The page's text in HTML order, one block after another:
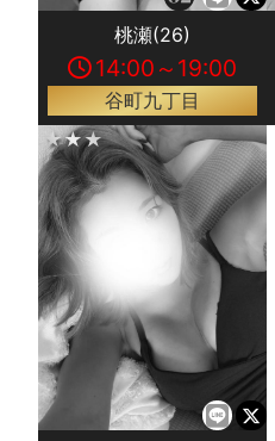
桃瀬(26)
14:00～19:00
谷町九丁目
★★★